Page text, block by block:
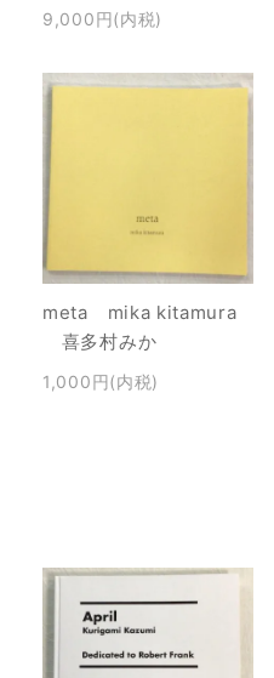
9,000円(内税)
meta mika kitamura
喜多村みか
1,000円(内税)